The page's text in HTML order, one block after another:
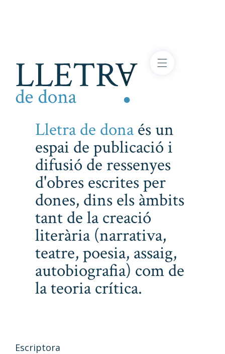
Lletra de donaés un
espai de publicació i
difusió de ressenyes
d'obres escrites per
dones, dins els àmbits
tant de la creació
literària (narrativa,
teatre, poesia, assaig,
autobiografia) com de
la teoria crítica.
Escriptora